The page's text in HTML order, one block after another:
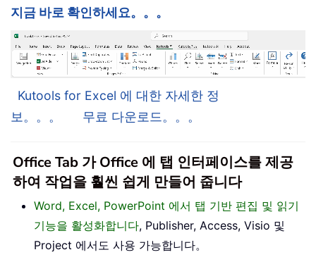
지금 바로 확인하세요。。。
Kutools for Excel 에 대한 자세한 정
보。。。
무료 다운로드。。。
Office Tab 가 Office 에 탭 인터페이스를 제공
하여 작업을 훨씬 쉽게 만들어 줍니다
Word, Excel, PowerPoint 에서 탭 기반 편집 및 읽기
기능을 활성화합니다, Publisher, Access, Visio 및
Project 에서도 사용 가능합니다。